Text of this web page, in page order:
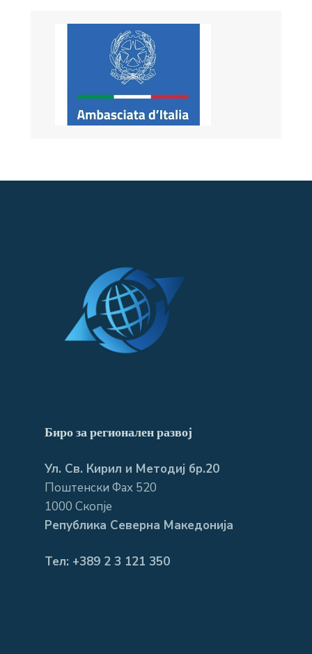
Биро за регионален развој
Ул. Св. Кирил и Методиј бр.20
Поштенски Фах 520
1000 Скопје
Република Северна Македонија
Тел: +389 2 3 121 350